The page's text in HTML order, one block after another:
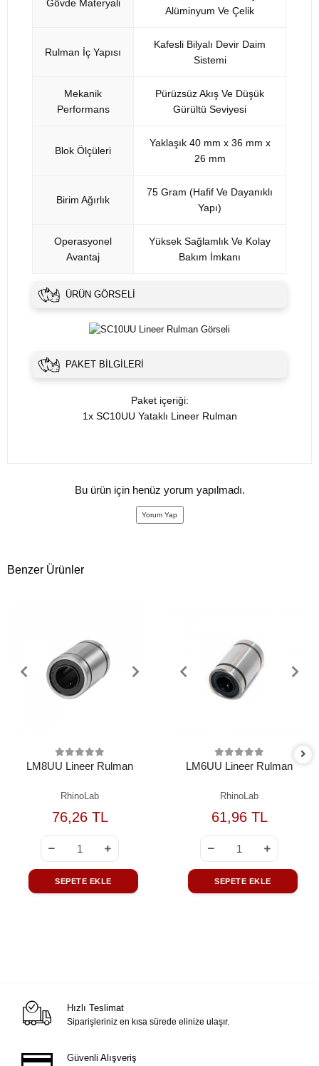
Gövde Materyali
Alüminyum Ve Çelik
Rulman İç Yapısı
Kafesli Bilyalı Devir Daim
Sistemi
Mekanik
Performans
Pürüzsüz Akış Ve Düşük
Gürültü Seviyesi
Blok Ölçüleri
Yaklaşık 40 mm x 36 mm x
26 mm
Birim Ağırlık
75 Gram (Hafif Ve Dayanıklı
Yapı)
Operasyonel
Avantaj
Yüksek Sağlamlık Ve Kolay
Bakım İmkanı
ÜRÜN GÖRSELI
PAKET BILGILERI
Paket içeriği:
1x SC10UU Yataklı Lineer Rulman
Bu ürün için henüz yorum yapılmadı.
Yorum Yap
Benzer Ürünler
LM8UU Lineer Rulman
RhinoLab
76,26 TL
SEPETE EKLE
LM6UU Lineer Rulman
RhinoLab
61,96 TL
SEPETE EKLE
Hızlı Teslimat
Siparişleriniz en kısa sürede elinize ulaşır.
Güvenli Alışveriş